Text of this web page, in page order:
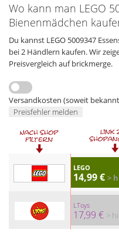
Wo kann man LEGO
Bienenmädchen
Du kannst LEGO 5009347
bei 2 Händlern kaufen. Wir
Preisvergleich auf brickmerge.
Versandkosten (soweit
Preisfehler melden
LEGO
14,99 € >
LToys
17,99 € >